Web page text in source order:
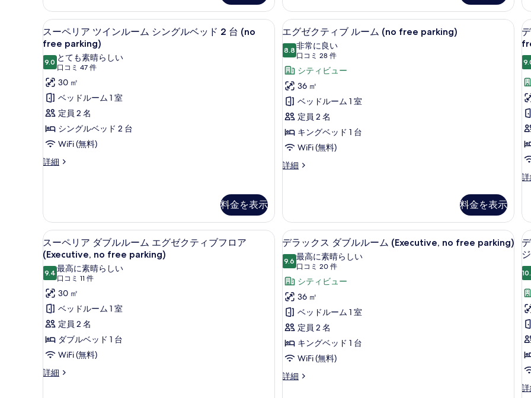
示
す
る
表
示
す
る
1
ア
ル
ー
ム
ブ
ル
ベ
ッ
ド
台
詳
ス
ー
ペ
リ
ア
ツ
イ
ン
ル
ー
グ
ル
ベ
ッ
ド
2
台
(no
free
parking)
の
高級寝具、ミニバー、セーフティボックス (室内)、デスク
8
スーペリア ツインルーム シングルベッド 2 台 (no
free parking)
9.010 点中 9.0
とても素晴らしい
口コミ 47 件
(口
コ
ミ
47
件)
30 ㎡
ベッドルーム 1 室
定員 2 名
シングルベッド 2 台
WiFi (無料)
詳細
ス
ツ
イ
ン
ル
ー
ム
シ
ン
グ
ル
ベ
ド
2
(no
料金を表示
エ
グ
ゼ
ク
テ
ィ
ブ
ル
ー
ム
の
す
べ
て
の
写
真
を
表
示
す
高級寝具、ミニバー、セーフティボ
9
エグゼクティブ ルーム (no free parking)
8.810 点中 8.8
非常に良い
口コミ 28 件
(口
コ
ミ
28
件)
シティビュー
36 ㎡
ベッドルーム 1 室
定員 2 名
キングベッド 1 台
WiFi (無料)
詳細
エ
ィ
ブ
ル
ー
ム
(no
free
parking)
の
詳
細
料金を表示
2
デ
ス
ツ
イ
ン
ル
ー
ム
シ
ン
グ
ル
ベ
ド
2
ス
ー
ペ
リ
ア
ダ
ブ
ル
ル
ー
スーペリア ダブルルーム エグゼクティブフロア (Executive, no free parking) | 高級寝具、ミニバー、セー
13
スーペリア ダブルルーム エグゼクティブフロア
(Executive, no free parking)
9.410 点中 9.4
最高に素晴らしい
口コミ 11 件
(口
コ
ミ
11
件)
30 ㎡
ベッドルーム 1 室
定員 2 名
ダブルベッド 1 台
WiFi (無料)
詳細
ス
デ
ラ
ッ
ク
ス
ダ
ブ
ル
ル
ー
デラックス ダブルルーム
14
デラックス ダブルルーム (Executive, no free parking)
9.610 点中 9.6
最高に素晴らしい
口コミ 20 件
(口
コ
ミ
20
件)
シティビュー
36 ㎡
ベッドルーム 1 室
定員 2 名
キングベッド 1 台
WiFi (無料)
詳細
デ
デ